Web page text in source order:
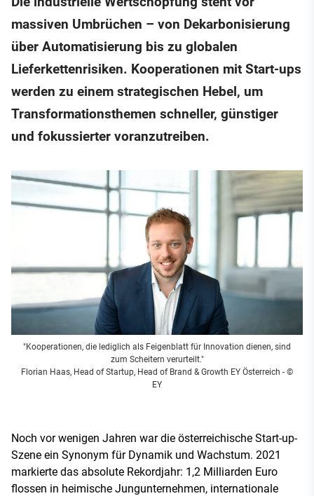
massiven Umbrüchen – von Dekarbonisierung
über Automatisierung bis zu globalen
Lieferkettenrisiken. Kooperationen mit Start-ups
werden zu einem strategischen Hebel, um
Transformationsthemen schneller, günstiger
und fokussierter voranzutreiben.
"Kooperationen, die lediglich als Feigenblatt für Innovation dienen, sind
zum Scheitern verurteilt."
Florian Haas, Head of Startup, Head of Brand & Growth EY Österreich - ©
EY
Noch vor wenigen Jahren war die österreichische Start-up-
Szene ein Synonym für Dynamik und Wachstum. 2021
markierte das absolute Rekordjahr: 1,2 Milliarden Euro
flossen in heimische Jungunternehmen, internationale